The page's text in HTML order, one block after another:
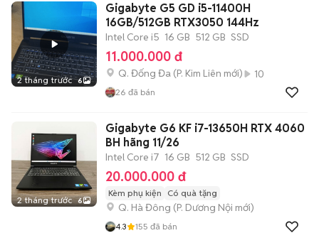
2 tháng trước 6
Gigabyte G5 GD i5-11400H
16GB/512GB RTX3050 144Hz
Intel Core i5 16 GB 512 GB SSD
11.000.000 đ
Q. Đống Đa (P. Kim Liên mới) 10
26 đã bán
2 tháng trước 6
Gigabyte G6 KF i7-13650H RTX 4060
BH hãng 11/26
Intel Core i7 16 GB 512 GB SSD
20.000.000 đ
Kèm phụ kiện Có quà tặng
Q. Hà Đông (P. Dương Nội mới)
4.3 155 đã bán